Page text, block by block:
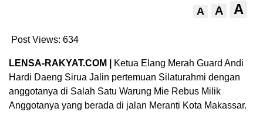
A A A
Post Views: 634
LENSA-RAKYAT.COM |
Ketua Elang Merah Guard Andi
Hardi Daeng Sirua Jalin pertemuan Silaturahmi dengan
anggotanya di Salah Satu Warung Mie Rebus Milik
Anggotanya yang berada di jalan Meranti Kota Makassar.